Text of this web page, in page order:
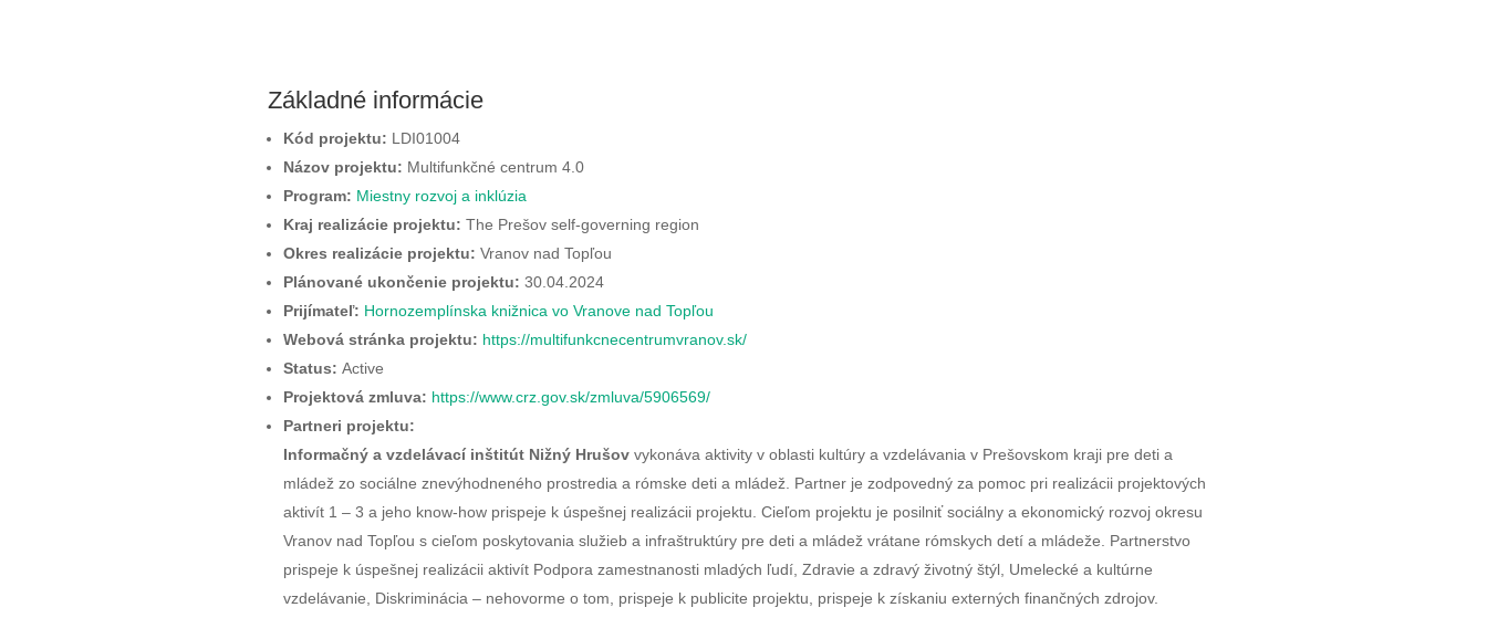
Základné informácie
Kód projektu: LDI01004
Názov projektu: Multifunkčné centrum 4.0
Program: Miestny rozvoj a inklúzia
Kraj realizácie projektu: The Prešov self-governing region
Okres realizácie projektu: Vranov nad Topľou
Plánované ukončenie projektu: 30.04.2024
Prijímateľ: Hornozemplínska knižnica vo Vranove nad Topľou
Webová stránka projektu: https://multifunkcnecentrumvranov.sk/
Status: Active
Projektová zmluva: https://www.crz.gov.sk/zmluva/5906569/
Partneri projektu:
Informačný a vzdelávací inštitút Nižný Hrušovvykonáva aktivity v oblasti kultúry a vzdelávania v Prešovskom kraji pre deti a
mládež zo sociálne znevýhodneného prostredia a rómske deti a mládež. Partner je zodpovedný za pomoc pri realizácii projektových
aktivít 1 – 3 a jeho know-how prispeje k úspešnej realizácii projektu. Cieľom projektu je posilniť sociálny a ekonomický rozvoj okresu
Vranov nad Topľou s cieľom poskytovania služieb a infraštruktúry pre deti a mládež vrátane rómskych detí a mládeže. Partnerstvo
prispeje k úspešnej realizácii aktivít Podpora zamestnanosti mladých ľudí, Zdravie a zdravý životný štýl, Umelecké a kultúrne
vzdelávanie, Diskriminácia – nehovorme o tom, prispeje k publicite projektu, prispeje k získaniu externých finančných zdrojov.